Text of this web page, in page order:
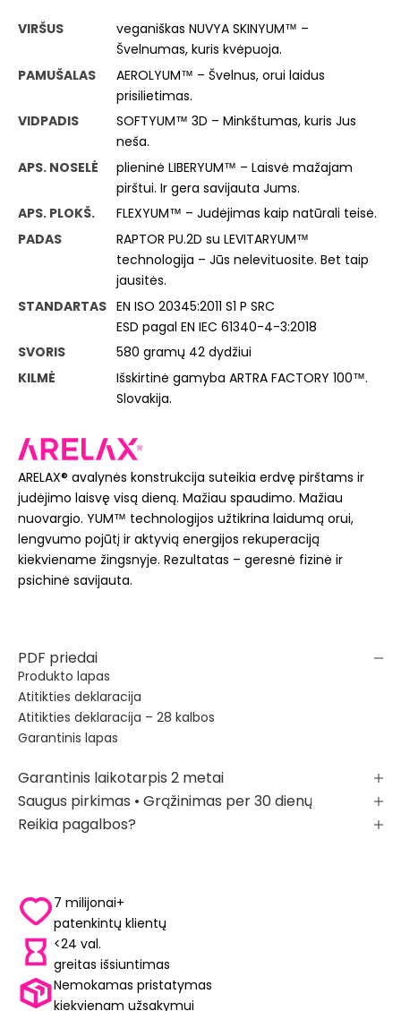
VIRŠUS
veganiškas NUVYA SKINYUM™ –
Švelnumas, kuris kvėpuoja.
PAMUŠALAS
AEROLYUM™ – Švelnus, orui laidus
prisilietimas.
VIDPADIS
SOFTYUM™ 3D – Minkštumas, kuris Jus
neša.
APS. NOSELĖ
plieninė LIBERYUM™ – Laisvė mažajam
pirštui. Ir gera savijauta Jums.
APS. PLOKŠ.
FLEXYUM™ – Judėjimas kaip natūrali teisė.
PADAS
RAPTOR PU.2D su LEVITARYUM™
technologija – Jūs nelevituosite. Bet taip
jausitės.
STANDARTAS EN ISO 20345:2011 S1 P SRC
ESD pagal EN IEC 61340-4-3:2018
SVORIS
580 gramų 42 dydžiui
KILMĖ
Išskirtinė gamyba ARTRA FACTORY 100™.
Slovakija.
ARELAX® avalynės konstrukcija suteikia erdvę pirštams ir
judėjimo laisvę visą dieną. Mažiau spaudimo. Mažiau
nuovargio. YUM™ technologijos užtikrina laidumą orui,
lengvumo pojūtį ir aktyvią energijos rekuperaciją
kiekviename žingsnyje. Rezultatas – geresnė fizinė ir
psichinė savijauta.
PDF priedai
Produkto lapas
Atitikties deklaracija
Atitikties deklaracija – 28 kalbos
Garantinis lapas
Garantinis laikotarpis 2 metai
Saugus pirkimas • Grąžinimas per 30 dienų
Reikia pagalbos?
7 milijonai+
patenkintų klientų
<24 val.
greitas išsiuntimas
Nemokamas pristatymas
kiekvienam užsakymui